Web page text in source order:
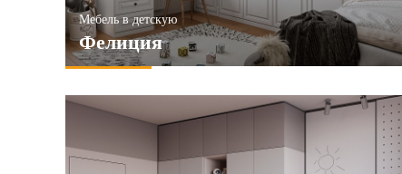
Мебель в детскую
Фелиция